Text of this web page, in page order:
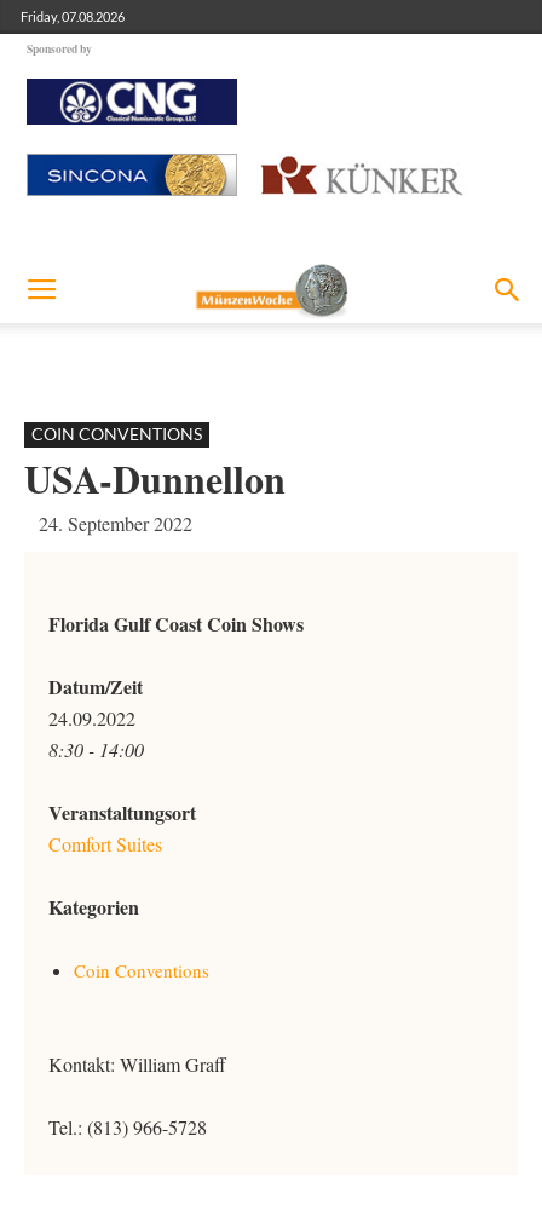
Friday, 07.08.2026
Sponsored by
COIN CONVENTIONS
USA-Dunnellon
24. September 2022
Florida Gulf Coast Coin Shows
Datum/Zeit
24.09.2022
8:30 - 14:00
Veranstaltungsort
Comfort Suites
Kategorien
Coin Conventions
Kontakt: William Graff
Tel.: (813) 966-5728